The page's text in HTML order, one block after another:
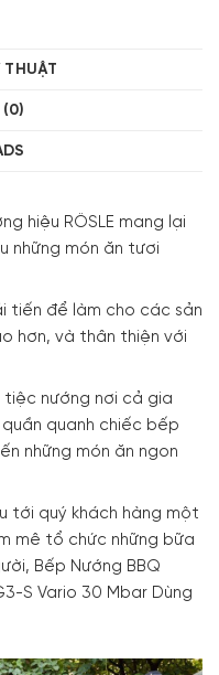
(0)
hiệu RÖSLE mang lại
những món ăn tươi
tiến để làm cho các sản
hơn, và thân thiện với
nướng nơi cả gia
quanh chiếc bếp
những món ăn ngon
tới quý khách hàng một
mê tổ chức những bữa
Bếp Nướng BBQ
S Vario 30 Mbar Dùng